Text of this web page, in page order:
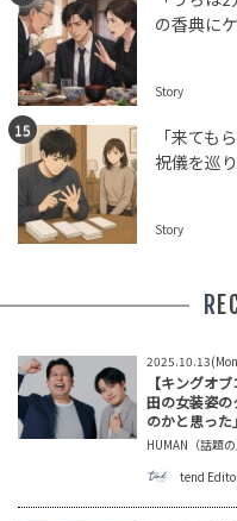
の香典に
Story
「来ても
祝儀を巡
Story
【キングオ
田の女装姿の
のかと思った」
HUMAN（話題の
tend